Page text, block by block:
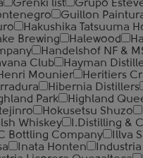
Grenki list Grupo
Guillon
Hakushika Tatsuuma
Brewing
Halewood
Handelshof NF &
Club Hayman
Mounier
Heritiers
Hibernia Distillers
Park Highland
Hokusetsu Shuzo
Whiskey
I.Distilling &
Bottling Company
Illva
Inata Honten